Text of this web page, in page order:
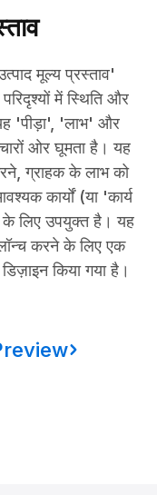
मूल्य प्रस्ताव'
में स्थिति और
'पीड़ा', 'लाभ' और
ओर घूमता है। यह
ग्राहक के लाभ को
कार्यों (या 'कार्य
के लिए उपयुक्त है। यह
करने के लिए एक
किया गया है।